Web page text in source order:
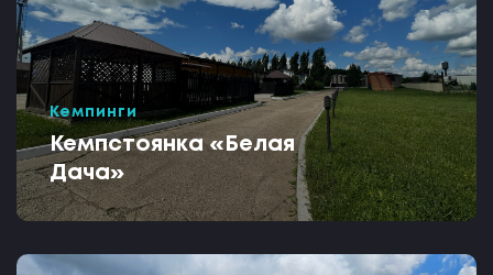
Кемпинги
Кемпстоянка «Белая
Дача»